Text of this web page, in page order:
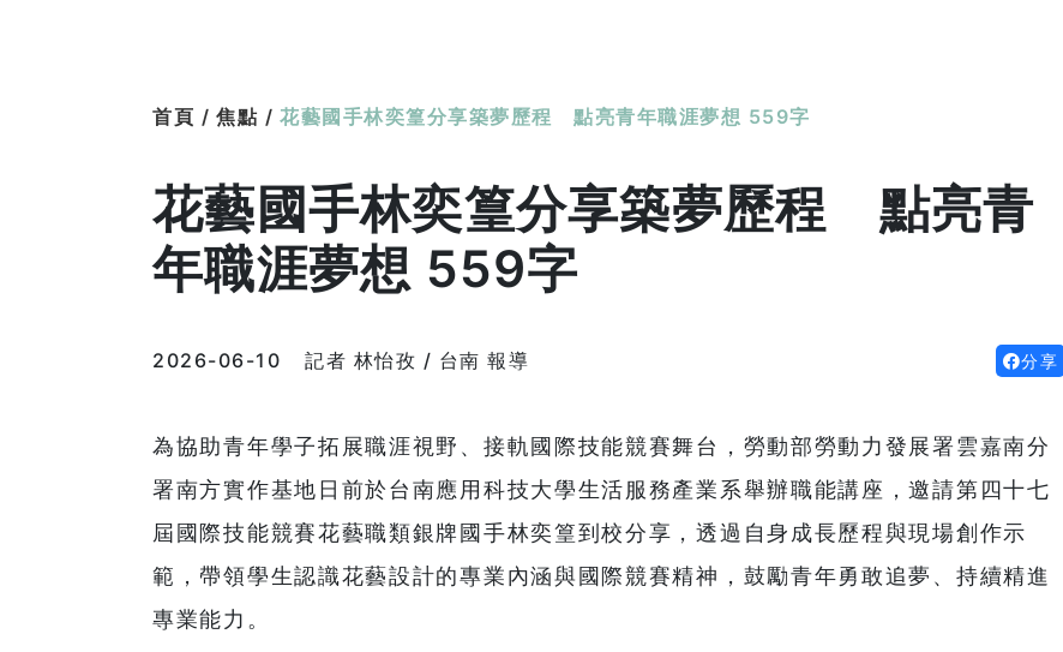
首頁 / 焦點 / 花藝國手林奕篁分享築夢歷程 點亮青年職涯夢想 559字
花藝國手林奕篁分享築夢歷程 點亮青
年職涯夢想 559字
2026-06-10 記者 林怡孜 / 台南 報導 分享
為協助青年學子拓展職涯視野、接軌國際技能競賽舞台，勞動部勞動力發展署雲嘉南分
署南方實作基地日前於台南應用科技大學生活服務產業系舉辦職能講座，邀請第四十七
屆國際技能競賽花藝職類銀牌國手林奕篁到校分享，透過自身成長歷程與現場創作示
範，帶領學生認識花藝設計的專業內涵與國際競賽精神，鼓勵青年勇敢追夢、持續精進
專業能力。